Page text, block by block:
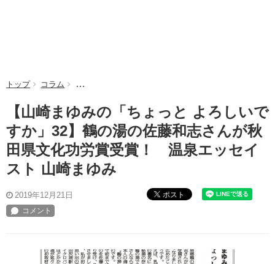
トップ コラム 【山崎まゆみの「ちょっと よろしいですか」32】鶴
【山崎まゆみの「ちょっと よろしいで
すか」32】鶴の湯の佐藤和志さんが秋
田県文化功労賞受賞！ 温泉エッセイ
スト 山崎まゆみ
2019年12月21日 ポスト